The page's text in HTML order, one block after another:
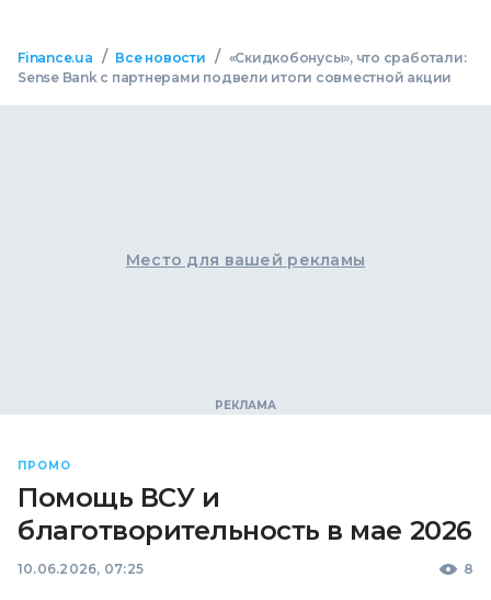
Finance.ua / Все новости / «Скидкобонусы», что сработали:
Sense Bank с партнерами подвели итоги совместной акции
Место для вашей рекламы
ПРОМО
Помощь ВСУ и
благотворительность в мае 2026
10.06.2026, 07:25 8